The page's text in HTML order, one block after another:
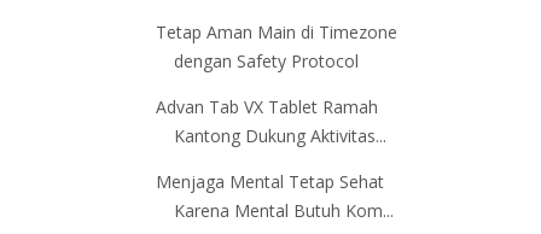
Tetap Aman Main di Timezone
dengan Safety Protocol
Advan Tab VX Tablet Ramah
Kantong Dukung Aktivitas...
Menjaga Mental Tetap Sehat
Karena Mental Butuh Kom...